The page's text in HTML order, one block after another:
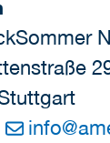
info@